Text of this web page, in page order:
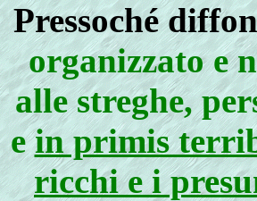
Pressoché
organizzato e
alle streghe,
ein primis
ricchi e i